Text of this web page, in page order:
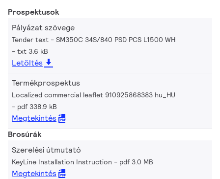
Prospektusok
Pályázat szövege
Tender text - SM350C 34S/840 PSD PCS L1500 WH
txt 3.6 kB
Letöltés
Termékprospektus
Localized commercial leaflet 910925868383 hu_HU
pdf 338.9 kB
Megtekintés
Brosúrák
Szerelési útmutató
KeyLine Installation Instruction pdf 3.0 MB
Megtekintés